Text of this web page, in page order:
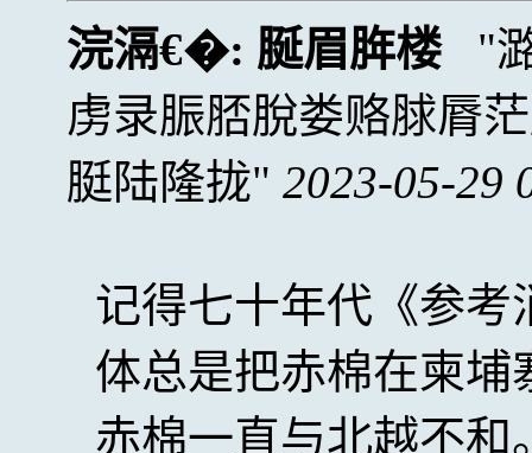
浣滆€�: 脠眉脌楼
虏录脤脴脫娄赂脙脣
脡陆隆拢
2023-05-29
记得七十年代《参
体总是把赤棉在柬埔
赤棉一直与北越不和